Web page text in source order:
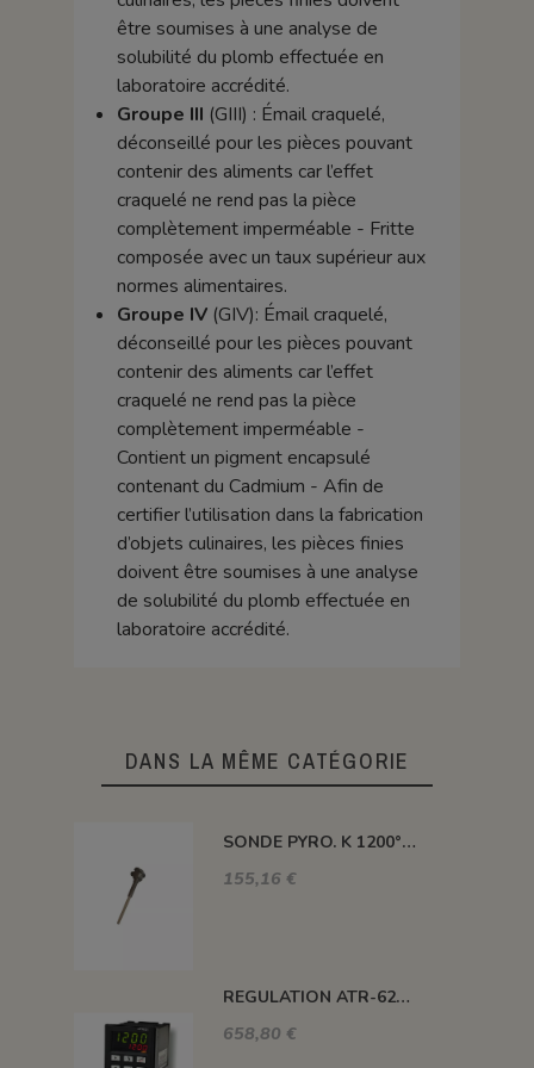
être soumises à une analyse de
solubilité du plomb effectuée en
laboratoire accrédité.
Groupe III (GIII) : Émail craquelé,
déconseillé pour les pièces pouvant
contenir des aliments car l’effet
craquelé ne rend pas la pièce
complètement imperméable - Fritte
composée avec un taux supérieur aux
normes alimentaires.
Groupe IV(GIV): Émail craquelé,
déconseillé pour les pièces pouvant
contenir des aliments car l’effet
craquelé ne rend pas la pièce
complètement imperméable -
Contient un pigment encapsulé
contenant du Cadmium - Afin de
certifier l’utilisation dans la fabrication
d’objets culinaires, les pièces finies
doivent être soumises à une analyse
de solubilité du plomb effectuée en
laboratoire accrédité.
DANS LA MÊME CATÉGORIE
SONDE PYRO. K 1200° 300MM AVEC TETE
155,16 €
REGULATION ATR-621 13 ABC-T
658,80 €